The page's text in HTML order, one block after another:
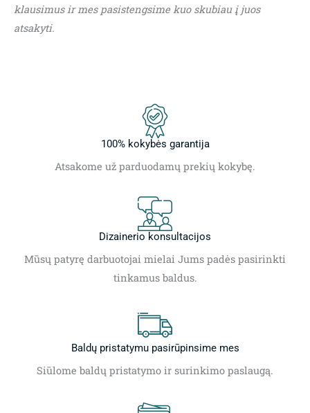
klausimus ir mes pasistengsime kuo skubiau į juos
atsakyti.
100% kokybės garantija
Atsakome už parduodamų prekių kokybę.
Dizainerio konsultacijos
Mūsų patyrę darbuotojai mielai Jums padės pasirinkti
tinkamus baldus.
Baldų pristatymu pasirūpinsime mes
Siūlome baldų pristatymo ir surinkimo paslaugą.